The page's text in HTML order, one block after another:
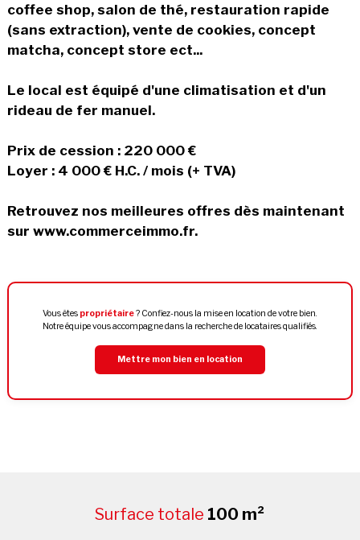
coffee shop, salon de thé, restauration rapide
(sans extraction), vente de cookies, concept
matcha, concept store ect...
Le local est équipé d'une climatisation et d'un
rideau de fer manuel.
Prix de cession : 220 000 €
Loyer : 4 000 € H.C. / mois (+ TVA)
Retrouvez nos meilleures offres dès maintenant
sur www.commerceimmo.fr.
Vous êtes propriétaire? Confiez-nous la mise en location de votre bien.
Notre équipe vous accompagne dans la recherche de locataires qualifiés.
Mettre mon bien en location
Surface totale 100 m²